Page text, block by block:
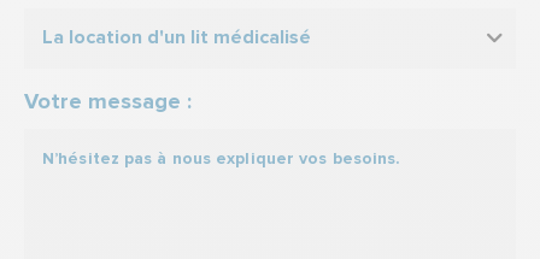
La location d'un lit médicalisé
Votre message :